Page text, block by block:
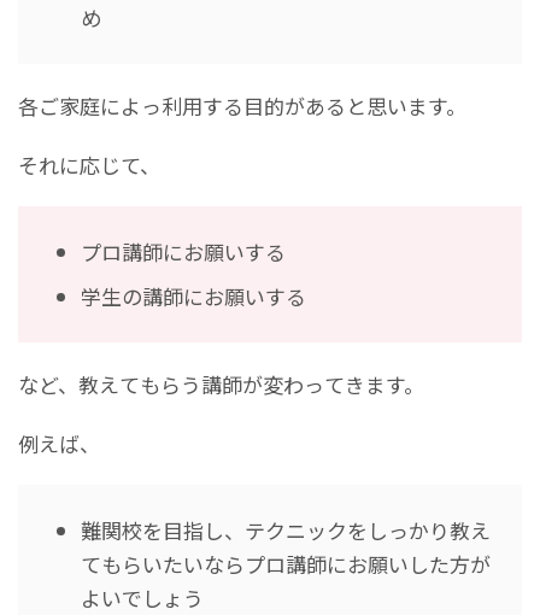
め
各ご家庭によっ利用する目的があると思います。
それに応じて、
プロ講師にお願いする
学生の講師にお願いする
など、教えてもらう講師が変わってきます。
例えば、
難関校を目指し、テクニックをしっかり教え
てもらいたいならプロ講師にお願いした方が
よいでしょう